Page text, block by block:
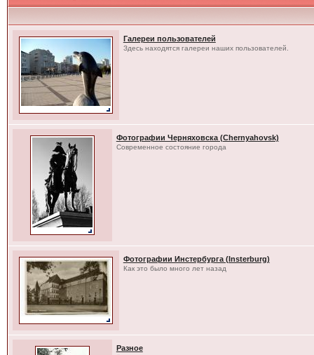
Галереи пользователей
Здесь находятся галереи наших пользователей.
Фотографии Черняховска (Chernyahovsk)
Современное состояние города
Фотографии Инстербурга (Insterburg)
Как это было много лет назад
Разное